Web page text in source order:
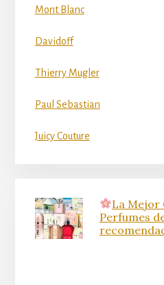
Mont Blanc
Davidoff
Thierry Mugler
Paul Sebastian
Juicy Couture
La Mejor
Perfumes